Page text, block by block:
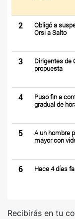
2
Obligó a
Orsi a Salto
3
Dirigentes de
propuesta
4
Puso fin a
gradual de
5
A un hombre
mayor con
6 Hace 4 días
Recibirás en tu